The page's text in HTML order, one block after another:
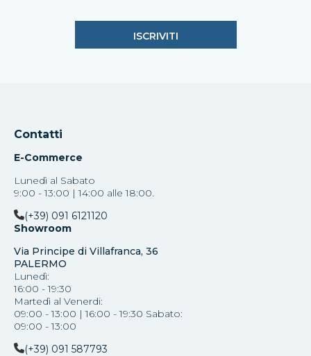
Contatti
E-Commerce
Lunedì al Sabato
9:00 - 13:00 | 14:00 alle 18:00.
(+39) 091 6121120
Showroom
Via Principe di Villafranca, 36
PALERMO
Lunedì:
16:00 - 19:30
Martedì al Venerdi:
09:00 - 13:00 | 16:00 - 19:30 Sabato:
09:00 - 13:00
(+39) 091 587793